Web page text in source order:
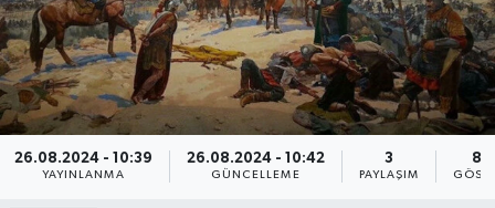
26.08.2024 - 10:39
YAYINLANMA
26.08.2024 - 10:42
GÜNCELLEME
3
PAYLAŞIM